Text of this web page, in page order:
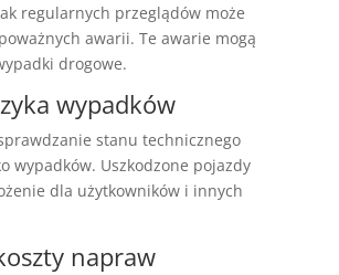
regularnych przeglądów może
awarii. Te awarie mogą
drogowe.
wypadków
stanu technicznego
wypadków. Uszkodzone pojazdy
dla użytkowników i innych
napraw